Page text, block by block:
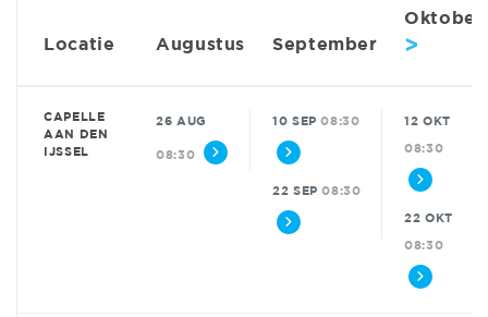
Locatie Augustus September
Oktober
>
CAPELLE
AAN DEN
IJSSEL
26 AUG
08:30
10 SEP 08:30
22 SEP 08:30
12 OKT
08:30
22 OKT
08:30